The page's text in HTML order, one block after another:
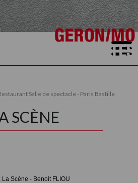
Salle de spectacle - Paris Bastille
SCÈNE
Scène - Benoit FLIOU